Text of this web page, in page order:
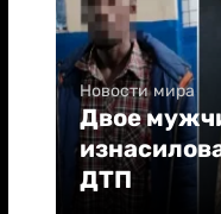
Новости мира
Двое
ДТП